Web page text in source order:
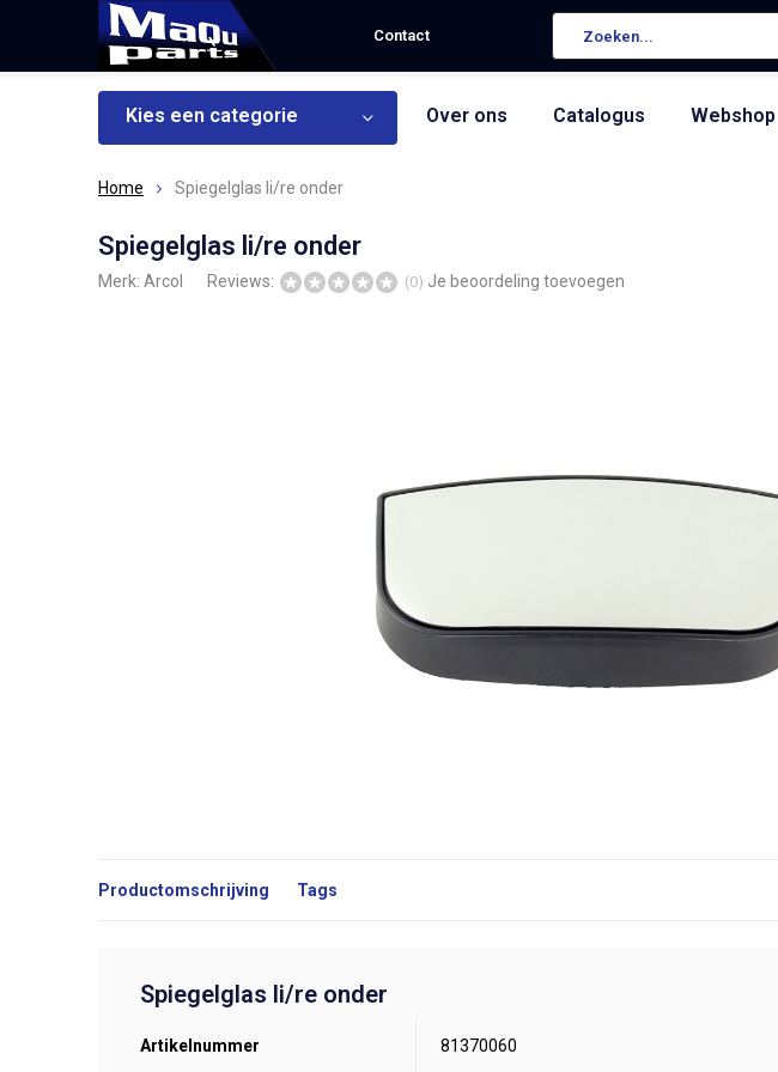
Contact
Kies een categorie Over ons Catalogus Webshop
Home Spiegelglas li/re onder
Spiegelglas li/re onder
Merk: Arcol Reviews: (0) Je beoordeling toevoegen
Productomschrijving Tags
Spiegelglas li/re onder
Artikelnummer 81370060